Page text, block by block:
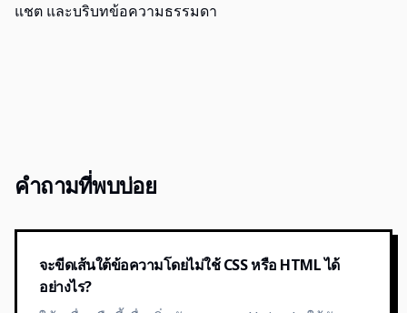
แชต และบริบทข้อความธรรมดา
คำถามที่พบบ่อย
จะขีดเส้นใต้ข้อความโดยไม่ใช้ CSS หรือ HTML ได้
อย่างไร?